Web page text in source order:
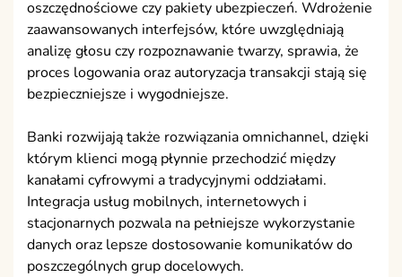
oszczędnościowe czy pakiety ubezpieczeń. Wdrożenie
zaawansowanych interfejsów, które uwzględniają
analizę głosu czy rozpoznawanie twarzy, sprawia, że
proces logowania oraz autoryzacja transakcji stają się
bezpieczniejsze i wygodniejsze.
Banki rozwijają także rozwiązania omnichannel, dzięki
którym klienci mogą płynnie przechodzić między
kanałami cyfrowymi a tradycyjnymi oddziałami.
Integracja usług mobilnych, internetowych i
stacjonarnych pozwala na pełniejsze wykorzystanie
danych oraz lepsze dostosowanie komunikatów do
poszczególnych grup docelowych.